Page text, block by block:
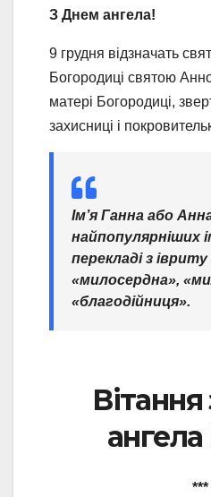
З Днем ангела!
9 грудня відзначать
Богородиці святою
матері Богородиці,
захисниці і
Ім’я Ганна або
найпопулярніших
перекладі з
«милосердна»,
«благодійниця».
***